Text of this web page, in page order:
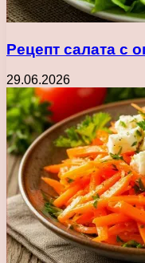
Рецепт салата с
29.06.2026